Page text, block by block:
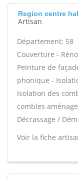
Region centre
Artisan
Département: 58
Couverture -
Peinture de
phonique -
Isolation des
combles
Décrassage /
Voir la fiche